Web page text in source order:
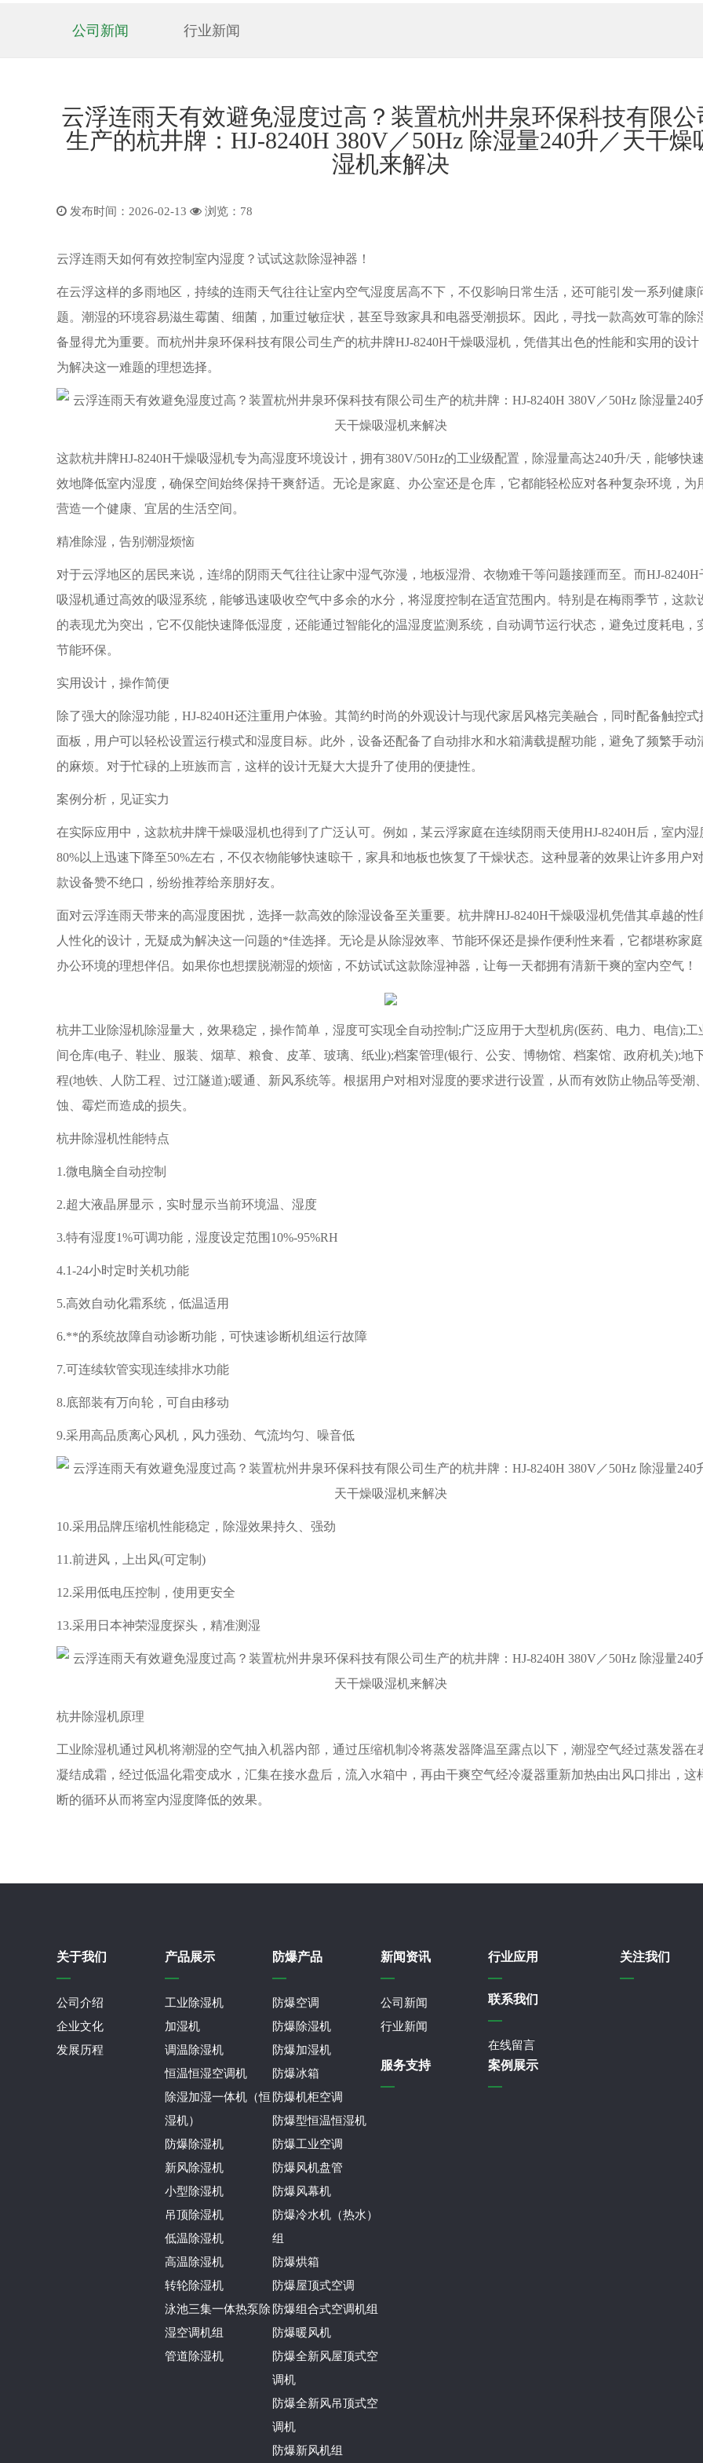
公司新闻 行业新闻
云浮连雨天有效避免湿度过高？装置杭州井泉环保科技有限公
生产的杭井牌：HJ-8240H 380V／50Hz 除湿量240升／天干燥
湿机来解决
发布时间：2026-02-13 浏览： 78
云浮连雨天如何有效控制室内湿度？试试这款除湿神器！
在云浮这样的多雨地区，持续的连雨天气往往让室内空气湿度居高不下，不仅影响日常生活，还可能引发一系列健康
题。潮湿的环境容易滋生霉菌、细菌，加重过敏症状，甚至导致家具和电器受潮损坏。因此，寻找一款高效可靠的除
备显得尤为重要。而杭州井泉环保科技有限公司生产的杭井牌HJ-8240H干燥吸湿机，凭借其出色的性能和实用的设计
为解决这一难题的理想选择。
这款杭井牌HJ-8240H干燥吸湿机专为高湿度环境设计，拥有380V/50Hz的工业级配置，除湿量高达240升/天，能够快
效地降低室内湿度，确保空间始终保持干爽舒适。无论是家庭、办公室还是仓库，它都能轻松应对各种复杂环境，为
营造一个健康、宜居的生活空间。
精准除湿，告别潮湿烦恼
对于云浮地区的居民来说，连绵的阴雨天气往往让家中湿气弥漫，地板湿滑、衣物难干等问题接踵而至。而HJ-8240H
吸湿机通过高效的吸湿系统，能够迅速吸收空气中多余的水分，将湿度控制在适宜范围内。特别是在梅雨季节，这款
的表现尤为突出，它不仅能快速降低湿度，还能通过智能化的温湿度监测系统，自动调节运行状态，避免过度耗电，
节能环保。
实用设计，操作简便
除了强大的除湿功能，HJ-8240H还注重用户体验。其简约时尚的外观设计与现代家居风格完美融合，同时配备触控式
面板，用户可以轻松设置运行模式和湿度目标。此外，设备还配备了自动排水和水箱满载提醒功能，避免了频繁手动
的麻烦。对于忙碌的上班族而言，这样的设计无疑大大提升了使用的便捷性。
案例分析，见证实力
在实际应用中，这款杭井牌干燥吸湿机也得到了广泛认可。例如，某云浮家庭在连续阴雨天使用HJ-8240H后，室内湿
80%以上迅速下降至50%左右，不仅衣物能够快速晾干，家具和地板也恢复了干燥状态。这种显著的效果让许多用户
款设备赞不绝口，纷纷推荐给亲朋好友。
面对云浮连雨天带来的高湿度困扰，选择一款高效的除湿设备至关重要。杭井牌HJ-8240H干燥吸湿机凭借其卓越的性
人性化的设计，无疑成为解决这一问题的*佳选择。无论是从除湿效率、节能环保还是操作便利性来看，它都堪称家
办公环境的理想伴侣。如果你也想摆脱潮湿的烦恼，不妨试试这款除湿神器，让每一天都拥有清新干爽的室内空气！
杭井工业除湿机除湿量大，效果稳定，操作简单，湿度可实现全自动控制;广泛应用于大型机房(医药、电力、电信);工
间仓库(电子、鞋业、服装、烟草、粮食、皮革、玻璃、纸业);档案管理(银行、公安、博物馆、档案馆、政府机关);地
程(地铁、人防工程、过江隧道);暖通、新风系统等。根据用户对相对湿度的要求进行设置，从而有效防止物品等受潮
蚀、霉烂而造成的损失。
杭井除湿机性能特点
1.微电脑全自动控制
2.超大液晶屏显示，实时显示当前环境温、湿度
3.特有湿度1%可调功能，湿度设定范围10%-95%RH
4.1-24小时定时关机功能
5.高效自动化霜系统，低温适用
6.**的系统故障自动诊断功能，可快速诊断机组运行故障
7.可连续软管实现连续排水功能
8.底部装有万向轮，可自由移动
9.采用高品质离心风机，风力强劲、气流均匀、噪音低
10.采用品牌压缩机性能稳定，除湿效果持久、强劲
11.前进风，上出风(可定制)
12.采用低电压控制，使用更安全
13.采用日本神荣湿度探头，精准测湿
杭井除湿机原理
工业除湿机通过风机将潮湿的空气抽入机器内部，通过压缩机制冷将蒸发器降温至露点以下，潮湿空气经过蒸发器在
凝结成霜，经过低温化霜变成水，汇集在接水盘后，流入水箱中，再由干爽空气经冷凝器重新加热由出风口排出，这
断的循环从而将室内湿度降低的效果。
关于我们
公司介绍
企业文化
发展历程
产品展示
工业除湿机
加湿机
调温除湿机
恒温恒湿空调机
除湿加湿一体机（恒
湿机）
防爆除湿机
新风除湿机
小型除湿机
吊顶除湿机
低温除湿机
高温除湿机
转轮除湿机
泳池三集一体热泵除
湿空调机组
管道除湿机
防爆产品
防爆空调
防爆除湿机
防爆加湿机
防爆冰箱
防爆机柜空调
防爆型恒温恒湿机
防爆工业空调
防爆风机盘管
防爆风幕机
防爆冷水机（热水）
组
防爆烘箱
防爆屋顶式空调
防爆组合式空调机组
防爆暖风机
防爆全新风屋顶式空
调机
防爆全新风吊顶式空
调机
防爆新风机组
新闻资讯
公司新闻
行业新闻
行业应用
联系我们
在线留言
服务支持 案例展示
关注我们